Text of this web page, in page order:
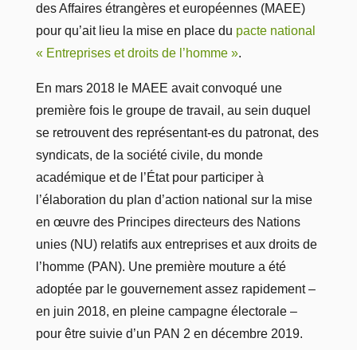
des Affaires étrangères et européennes (MAEE)
pour qu’ait lieu la mise en place du pacte national
« Entreprises et droits de l’homme ».
En mars 2018 le MAEE avait convoqué une
première fois le groupe de travail, au sein duquel
se retrouvent des représentant-es du patronat, des
syndicats, de la société civile, du monde
académique et de l’État pour participer à
l’élaboration du plan d’action national sur la mise
en œuvre des Principes directeurs des Nations
unies (NU) relatifs aux entreprises et aux droits de
l’homme (PAN). Une première mouture a été
adoptée par le gouvernement assez rapidement –
en juin 2018, en pleine campagne électorale –
pour être suivie d’un PAN 2 en décembre 2019.